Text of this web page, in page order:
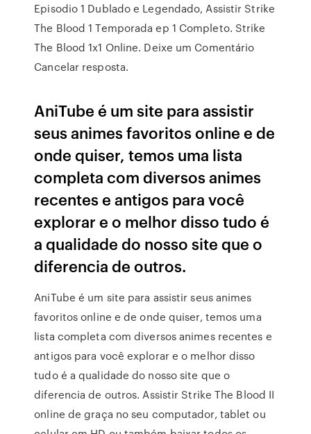
Episodio 1 Dublado e Legendado, Assistir Strike
The Blood 1 Temporada ep 1 Completo. Strike
The Blood 1x1 Online. Deixe um Comentário
Cancelar resposta.
AniTube é um site para assistir
seus animes favoritos online e de
onde quiser, temos uma lista
completa com diversos animes
recentes e antigos para você
explorar e o melhor disso tudo é
a qualidade do nosso site que o
diferencia de outros.
AniTube é um site para assistir seus animes
favoritos online e de onde quiser, temos uma
lista completa com diversos animes recentes e
antigos para você explorar e o melhor disso
tudo é a qualidade do nosso site que o
diferencia de outros. Assistir Strike The Blood II
online de graça no seu computador, tablet ou